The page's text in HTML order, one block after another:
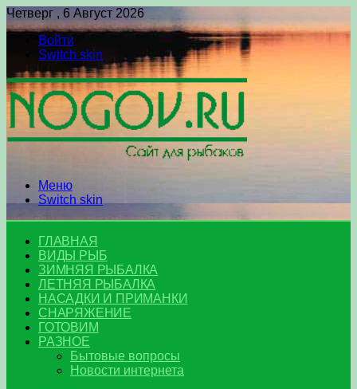
Четверг , 6 Август 2026
Войти
Switch skin
Меню
Switch skin
ГЛАВНАЯ
ВИДЫ РЫБ
ЗИМНЯЯ РЫБАЛКА
ЛЕТНЯЯ РЫБАЛКА
НАСАДКИ И ПРИМАНКИ
СНАРЯЖЕНИЕ
ГОТОВИМ
РАЗНОЕ
Бытовые вопросы
Новости интернета